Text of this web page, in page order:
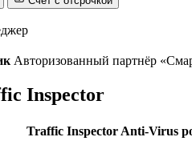
Авторизованный партнёр
Inspector
Traffic Inspector Anti-Virus